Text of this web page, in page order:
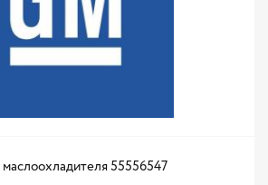
маслоохладителя 55556547